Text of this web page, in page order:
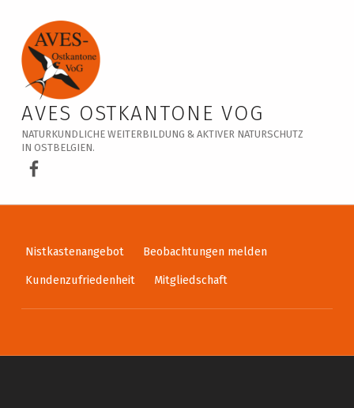
Veranstaltungskalender – AVES Ostkantone VoG
AVES OSTKANTONE VOG
NATURKUNDLICHE WEITERBILDUNG & AKTIVER NATURSCHUTZ
IN OSTBELGIEN.
AVES Ostkantone bei Facebook
Nistkastenangebot
Beobachtungen melden
Kundenzufriedenheit
Mitgliedschaft